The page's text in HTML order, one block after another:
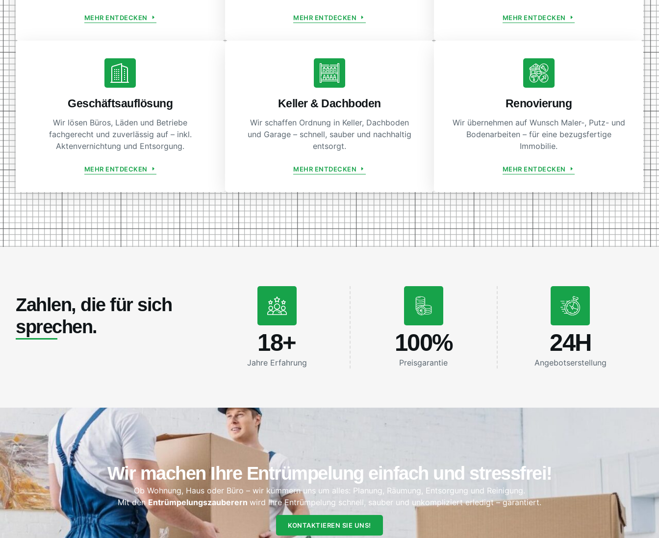
MEHR ENTDECKEN MEHR ENTDECKEN MEHR ENTDECKEN
Geschäftsauflösung
Wir lösen Büros, Läden und Betriebe
fachgerecht und zuverlässig auf – inkl.
Aktenvernichtung und Entsorgung.
MEHR ENTDECKEN
Keller & Dachboden
Wir schaffen Ordnung in Keller, Dachboden
und Garage – schnell, sauber und nachhaltig
entsorgt.
MEHR ENTDECKEN
Renovierung
Wir übernehmen auf Wunsch Maler-, Putz- und
Bodenarbeiten – für eine bezugsfertige
Immobilie.
MEHR ENTDECKEN
Zahlen, die für sich
sprechen.
Jahre Erfahrung
18+
Preisgarantie
100%
Angebotserstellung
24H
Wir machen Ihre Entrümpelung einfach und stressfrei!
Ob Wohnung, Haus oder Büro – wir kümmern uns um alles: Planung, Räumung, Entsorgung und Reinigung.
Mit den Entrümpelungszauberern wird Ihre Entrümpelung schnell, sauber und unkompliziert erledigt – garantiert.
KONTAKTIEREN SIE UNS!